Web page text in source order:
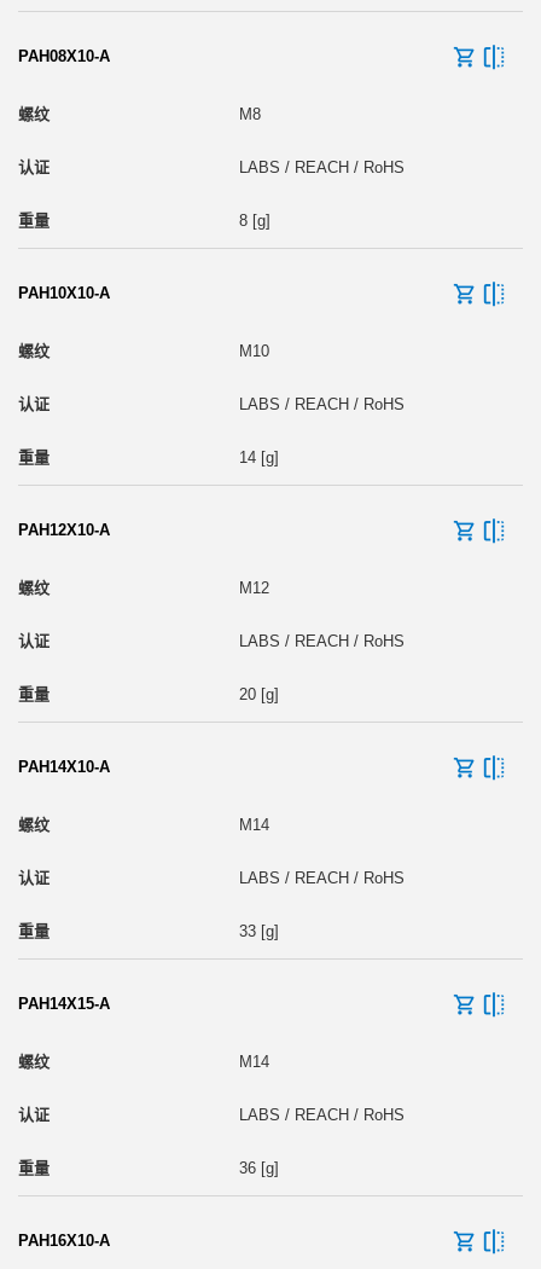
PAH08X10-A
M8
LABS / REACH / RoHS
8 [g]
PAH10X10-A
M10
LABS / REACH / RoHS
14 [g]
PAH12X10-A
M12
LABS / REACH / RoHS
20 [g]
PAH14X10-A
M14
LABS / REACH / RoHS
33 [g]
PAH14X15-A
M14
LABS / REACH / RoHS
36 [g]
PAH16X10-A